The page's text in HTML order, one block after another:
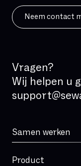
ISDN
IVR
LAN
MPLS
MVNO
Neem contact
Vragen?
Wij helpen u
Samen werken
Product